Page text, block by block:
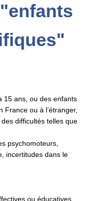
15 ans, ou des enfants
ou à l’étranger,
difficultés telles que
psychomoteurs,
incertitudes dans le
ou éducatives,